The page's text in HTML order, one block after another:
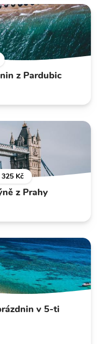
z Pardubic
Kč
z Prahy
v 5-ti